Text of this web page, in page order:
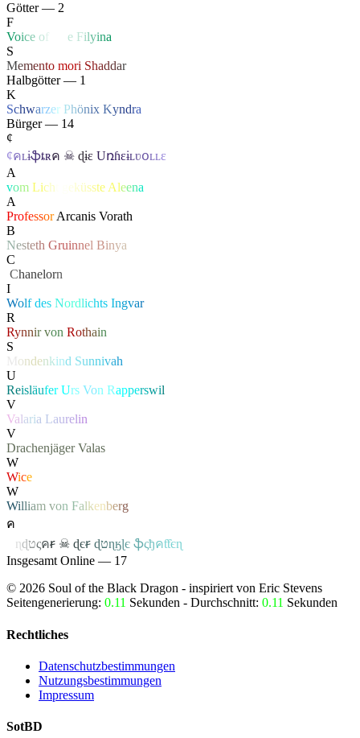
Götter — 2
F
Voice of e Filyina
S
Memento mori Shaddar
Halbgötter — 1
K
Schwarzer Phönix Kyndra
Bürger — 14
¢
¢คʟɨֆȶʀค ☠ ɖɨɛ Uռɦɛɨʟʋօʟʟɛ
A
vom Lich eküsste Aleena
A
ProfessorArcanis Vorath
B
Nesteth Gruinnel Binya
C
Chanelorn
I
Wolfdes Nordlichts Ingvar
R
Rynnir von Rothain
S
ondenkind Sunnivah
U
ReisläuferUrs Von Rapperswil
V
Valaria Laurelin
V
Drachenjäger Valas
W
Wice
W
William von Falkenberg
ค
ɳɖטςคꞧ ☠ ɖєꞧ ɖטɳӄɭє ֆςђคƭƭєɳ
Insgesamt Online — 17
© 2026 Soul of the Black Dragon - inspiriert von Eric Stevens
Seitengenerierung: 0.11 Sekunden - Durchschnitt: 0.11 Sekunden
Rechtliches
Datenschutzbestimmungen
Nutzungsbestimmungen
Impressum
SotBD